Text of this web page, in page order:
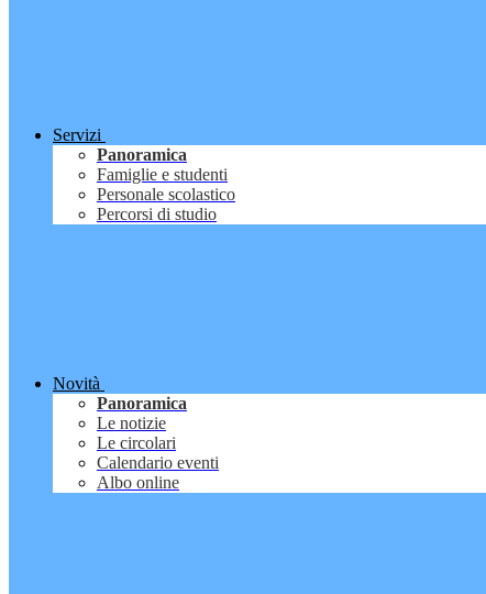
Servizi
Panoramica
Famiglie e studenti
Personale scolastico
Percorsi di studio
Novità
Panoramica
Le notizie
Le circolari
Calendario eventi
Albo online